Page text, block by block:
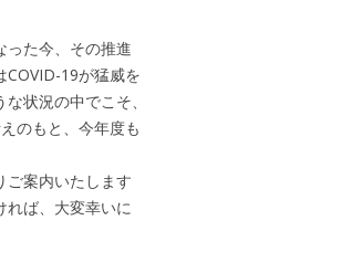
った今、その推進
COVID-19が猛威を
状況の中でこそ、
のもと、今年度も
ご案内いたします
れば、大変幸いに